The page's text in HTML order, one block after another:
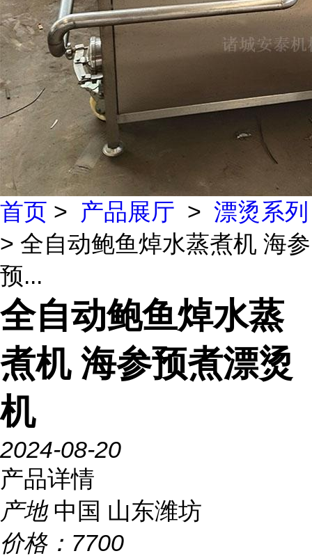
首页 > 产品展厅 > 漂烫系列
> 全自动鲍鱼焯水蒸煮机 海参
预...
全自动鲍鱼焯水蒸
煮机 海参预煮漂烫
机
2024-08-20
产品详情
产地 中国 山东潍坊
价格： 7700